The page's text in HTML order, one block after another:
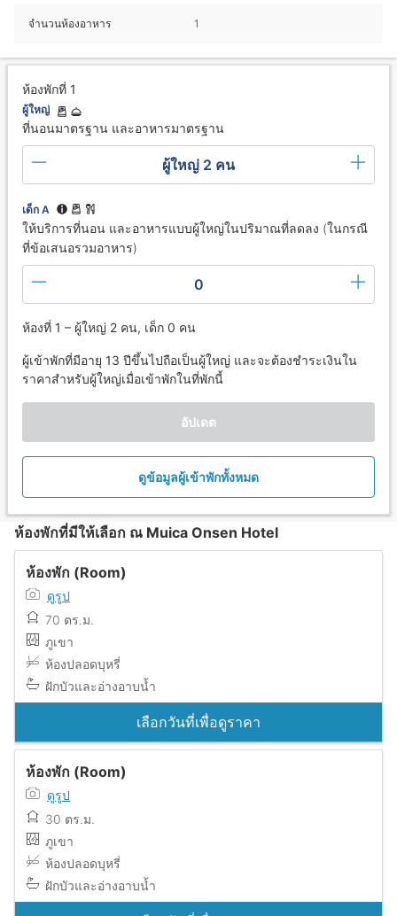
จำนวนห้องอาหาร 1
ห้องพักที่ 1
ผู้ใหญ่
ที่นอนมาตรฐาน และอาหารมาตรฐาน
ผู้ใหญ่ 2 คน
เด็ก A
ให้บริการที่นอน และอาหารแบบผู้ใหญ่ในปริมาณที่ลดลง (ในกรณี
ที่ข้อเสนอรวมอาหาร)
0
ห้องที่ 1 – ผู้ใหญ่ 2 คน, เด็ก 0 คน
ผู้เข้าพักที่มีอายุ 13 ปีขึ้นไปถือเป็นผู้ใหญ่ และจะต้องชำระเงินใน
ราคาสำหรับผู้ใหญ่เมื่อเข้าพักในที่พักนี้
อัปเดต
ดูข้อมูลผู้เข้าพักทั้งหมด
ห้องพักที่มีให้เลือก ณ Muica Onsen Hotel
ห้องพัก (Room)
ดูรูป
70 ตร.ม.
ภูเขา
ห้องปลอดบุหรี่
ฝักบัวและอ่างอาบน้ำ
เลือกวันที่เพื่อดูราคา
ห้องพัก (Room)
ดูรูป
30 ตร.ม.
ภูเขา
ห้องปลอดบุหรี่
ฝักบัวและอ่างอาบน้ำ